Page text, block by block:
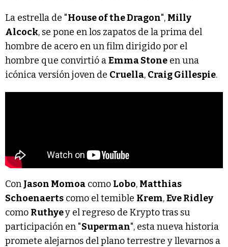
La estrella de "House of the Dragon", Milly
Alcock, se pone en los zapatos de la prima del
hombre de acero en un film dirigido por el
hombre que convirtió aEmma Stone en una
icónica versión joven de Cruella, Craig Gillespie.
Con Jason Momoa como Lobo, Matthias
Schoenaerts como el temible Krem,Eve Ridley
como Ruthyey el regreso de Krypto tras su
participación en "Superman", esta nueva historia
promete alejarnos del plano terrestre y llevarnos a